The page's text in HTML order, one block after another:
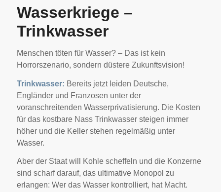
Wasserkriege –
Trinkwasser
Menschen töten für Wasser? – Das ist kein
Horrorszenario, sondern düstere Zukunftsvision!
Trinkwasser: Bereits jetzt leiden Deutsche,
Engländer und Franzosen unter der
voranschreitenden Wasserprivatisierung. Die Kosten
für das kostbare Nass Trinkwasser steigen immer
höher und die Keller stehen regelmäßig unter
Wasser.
Aber der Staat will Kohle scheffeln und die Konzerne
sind scharf darauf, das ultimative Monopol zu
erlangen: Wer dasWasser kontrolliert, hat Macht.